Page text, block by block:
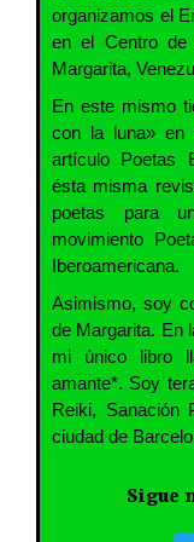
organizamos el
en el Centro
Margarita,
En este mismo
con la luna» en
artículo Poetas
ésta misma
poetas para
movimiento
Iberoamericana.
Asimismo, soy
de Margarita. En
mi único libro
amante*. Soy
Reiki, Sanación
ciudad de
Sigue